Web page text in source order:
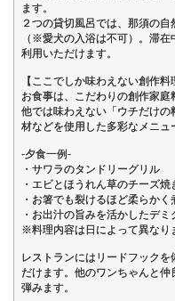
ます。
２つの貸切風呂では、那須の
（※愛犬の入浴は不可）。滞
利用いただけます。
【ここでしか味わえない創作料
お食事は、こだわりの創作家庭
他では味わえない「ウチだけ
材などを使用した多彩なメニュ
-夕食一例-
・サワラのタンドリーグリル
・エビとほうれん草のチーズ焼
・お箸でも裂けるほど柔らか
・お出汁の旨みを活かしたデ
※料理内容は日によって異なり
レストランにはリードフック
だけます。他のワンちゃんと
弾みます。